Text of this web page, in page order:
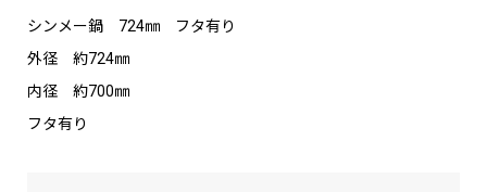
シンメー鍋 724㎜ フタ有り
外径 約724㎜
内径 約700㎜
フタ有り